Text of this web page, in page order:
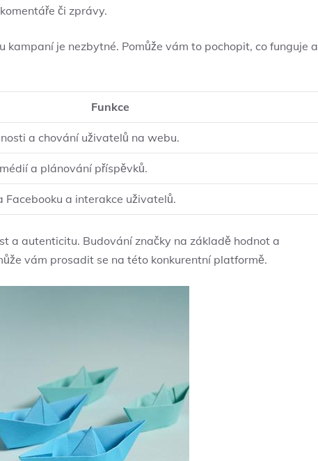
či zprávy.
je‌ nezbytné. ‍Pomůže vám to pochopit, co ⁣funguje a
Funkce
a chování⁢ uživatelů​ na webu.
a plánování příspěvků.
Facebooku a interakce uživatelů.
a autenticitu. Budování‍ značky na základě hodnot a
⁣vám prosadit​ se na této konkurentní platformě.